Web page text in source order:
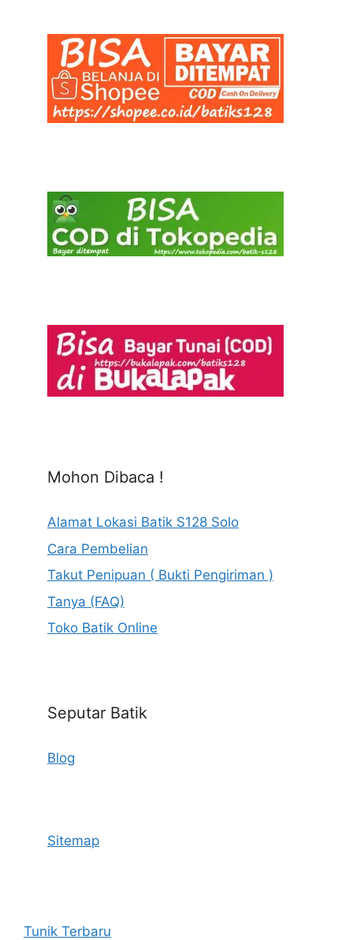
Mohon Dibaca !
Alamat Lokasi Batik S128 Solo
Cara Pembelian
Takut Penipuan ( Bukti Pengiriman )
Tanya (FAQ)
Toko Batik Online
Seputar Batik
Blog
Sitemap
Tunik Terbaru